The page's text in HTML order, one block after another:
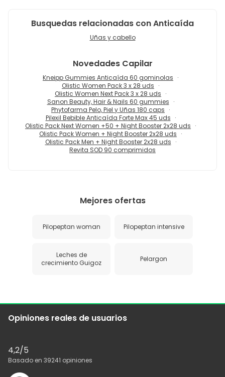
Busquedas relacionadas con Anticaída
Uñas y cabello
Novedades Capilar
Kneipp Gummies Anticaída 60 gominolas
Olistic Women Pack 3 x 28 uds
Olistic Women Next Pack 3 x 28 uds
Sanon Beauty, Hair & Nails 60 gummies
Phytofarma Pelo, Piel y Uñas 180 caps
Pilexil Bebible Anticaída Forte Max 45 uds
Olistic Pack Next Women +50 + Night Booster 2x28 uds
Olistic Pack Women + Night Booster 2x28 uds
Olistic Pack Men + Night Booster 2x28 uds
Revita SOD 90 comprimidos
Mejores ofertas
Pilopeptan woman Pilopeptan intensive
Leches de
crecimiento Guigoz
Pelargon
Opiniones reales de usuarios
4,2/5
Basado en 39241 opiniones